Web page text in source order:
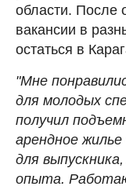
области. После
вакансии в
остаться в
"Мне
для молодых
получил
арендное
для
опыта.